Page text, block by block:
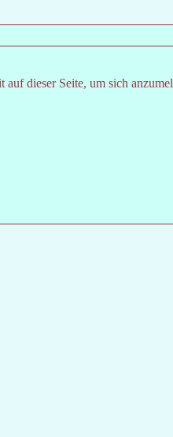
dieser Seite, um sich